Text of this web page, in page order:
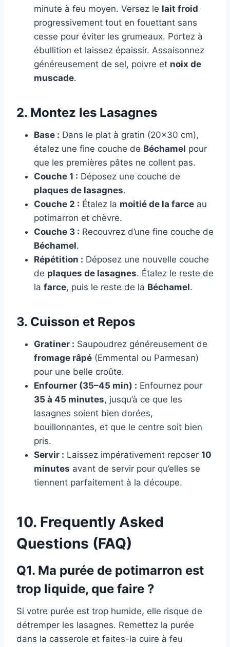
minute à feu moyen. Versez le lait froid
progressivement tout en fouettant sans
cesse pour éviter les grumeaux. Portez à
ébullition et laissez épaissir. Assaisonnez
généreusement de sel, poivre et noix de
muscade.
2. Montez les Lasagnes
Base : Dans le plat à gratin (20×30 cm),
étalez une fine couche de Béchamel pour
que les premières pâtes ne collent pas.
Couche 1 : Déposez une couche de
plaques de lasagnes.
Couche 2 : Étalez la moitié de la farce au
potimarron et chèvre.
Couche 3 : Recouvrez d’une fine couche de
Béchamel.
Répétition : Déposez une nouvelle couche
de plaques de lasagnes. Étalez le reste de
la farce, puis le reste de la Béchamel.
3. Cuisson et Repos
Gratiner : Saupoudrez généreusement de
fromage râpé (Emmental ou Parmesan)
pour une belle croûte.
Enfourner (35–45 min) : Enfournez pour
35 à 45 minutes, jusqu’à ce que les
lasagnes soient bien dorées,
bouillonnantes, et que le centre soit bien
pris.
Servir : Laissez impérativement reposer 10
minutes avant de servir pour qu’elles se
tiennent parfaitement à la découpe.
10. Frequently Asked
Questions (FAQ)
Q1. Ma purée de potimarron est
trop liquide, que faire ?
Si votre purée est trop humide, elle risque de
détremper les lasagnes. Remettez la purée
dans la casserole et faites-la cuire à feu